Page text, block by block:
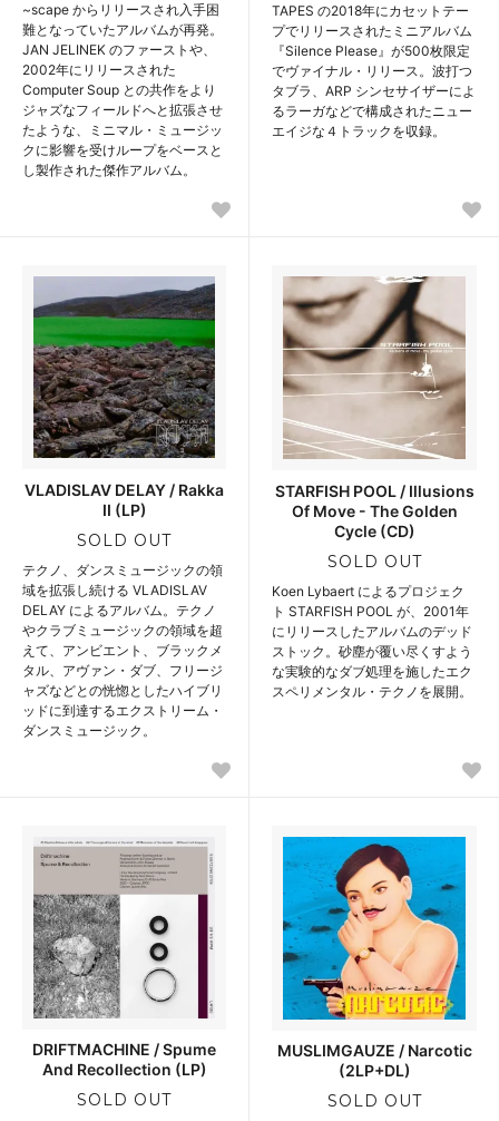
~scape からリリースされ入手困
難となっていたアルバムが再発。
JAN JELINEK のファーストや、
2002年にリリースされた
Computer Soup との共作をより
ジャズなフィールドへと拡張させ
たような、ミニマル・ミュージッ
クに影響を受けループをベースと
し製作された傑作アルバム。
TAPES の2018年にカセットテー
プでリリースされたミニアルバム
『Silence Please』が500枚限定
でヴァイナル・リリース。波打つ
タブラ、ARP シンセサイザーによ
るラーガなどで構成されたニュー
エイジな４トラックを収録。
VLADISLAV DELAY / Rakka
II (LP)
SOLD OUT
テクノ、ダンスミュージックの領
域を拡張し続ける VLADISLAV
DELAY によるアルバム。テクノ
やクラブミュージックの領域を超
えて、アンビエント、ブラックメ
タル、アヴァン・ダブ、フリージ
ャズなどとの恍惚としたハイブリ
ッドに到達するエクストリーム・
ダンスミュージック。
STARFISH POOL / Illusions
Of Move - The Golden
Cycle (CD)
SOLD OUT
Koen Lybaert によるプロジェク
ト STARFISH POOL が、2001年
にリリースしたアルバムのデッド
ストック。砂塵が覆い尽くすよう
な実験的なダブ処理を施したエク
スペリメンタル・テクノを展開。
DRIFTMACHINE / Spume
And Recollection (LP)
SOLD OUT
MUSLIMGAUZE / Narcotic
(2LP+DL)
SOLD OUT